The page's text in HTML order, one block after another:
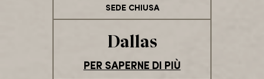
SEDE CHIUSA
Dallas
PER SAPERNE DI PIÙ